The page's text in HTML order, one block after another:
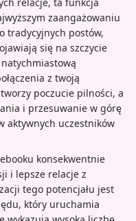
zaangażowaniu
tradycyjnych postów,
się na szczycie
z twoją
poczucie pilności, a
i przesuwanie w górę
aktywnych uczestników
konsekwentnie
i lepsze relacje z
tego potencjału jest
który uruchamia